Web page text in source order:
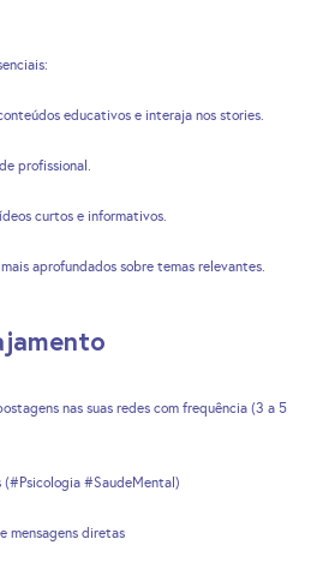
educativos e interaja nos stories.
profissional.
curtos e informativos.
aprofundados sobre temas relevantes.
nas suas redes com frequência (3 a 5
(#Psicologia #SaudeMental)
mensagens diretas